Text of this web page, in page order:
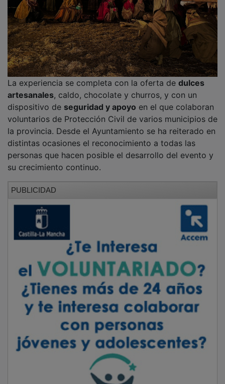
Así disfrutaron los niños de Guadalajara con
la llegada de los Reyes Magos
El pueblo de la Sierra Norte que ha
experimentado un crecimiento poblacional
sin precedentes